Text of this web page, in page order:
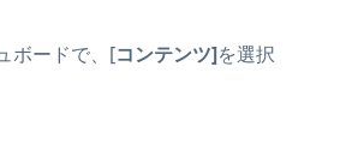
ボードで、[コンテンツ]を選択